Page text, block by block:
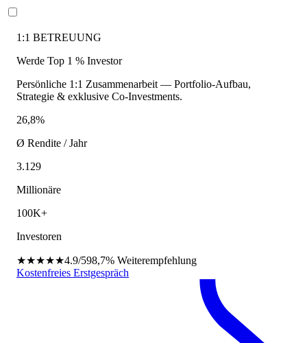
1:1 BETREUUNG
Werde Top 1 % Investor
Persönliche 1:1 Zusammenarbeit — Portfolio-Aufbau,
Strategie & exklusive Co-Investments.
26,8%
Ø Rendite / Jahr
3.129
Millionäre
100K+
Investoren
★★★★★4.9/598,7% Weiterempfehlung
Kostenfreies Erstgespräch